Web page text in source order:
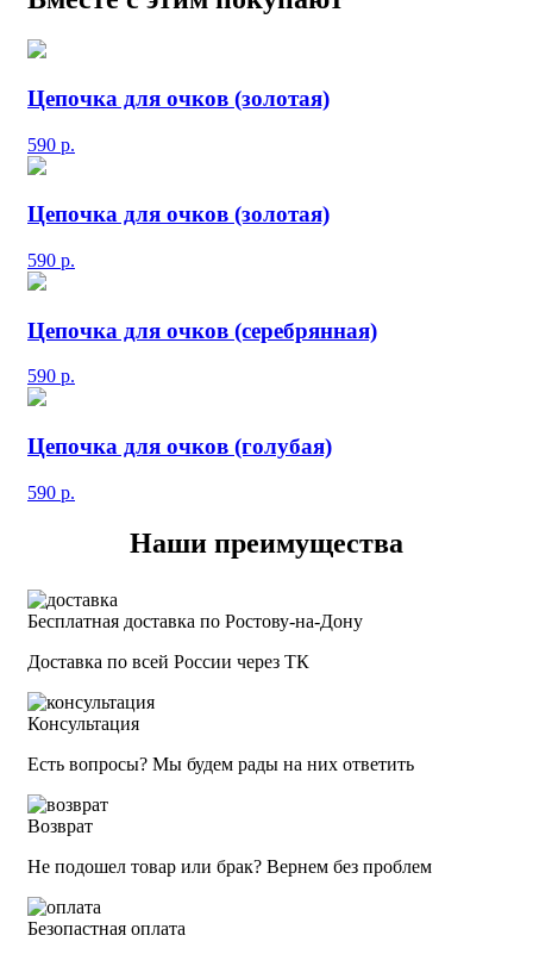
Цепочка для очков (золотая)
590 р.
Цепочка для очков (золотая)
590 р.
Цепочка для очков (серебрянная)
590 р.
Цепочка для очков (голубая)
590 р.
Наши преимущества
Бесплатная доставка по Ростову-на-Дону
Доставка по всей России через ТК
Консультация
Есть вопросы? Мы будем рады на них ответить
Возврат
Не подошел товар или брак? Вернем без проблем
Безопастная оплата